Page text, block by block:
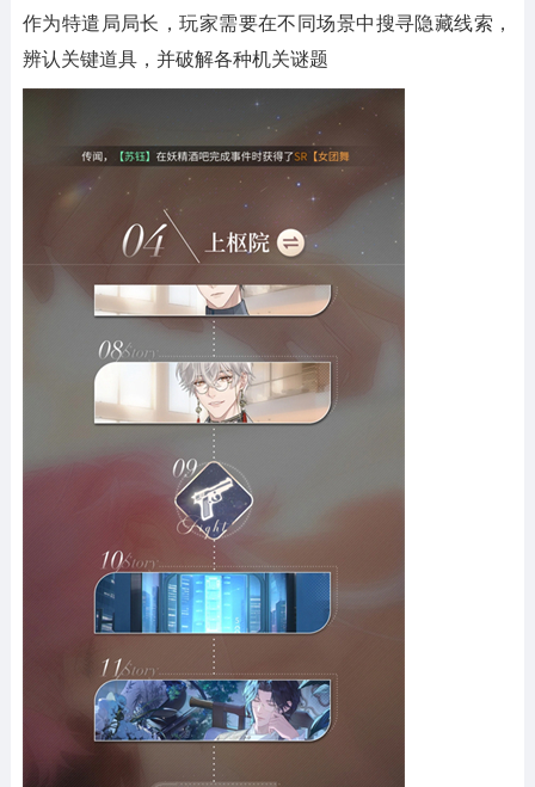
作为特遣局局长，玩家需要在不同场景中搜寻隐藏线索，
辨认关键道具，并破解各种机关谜题